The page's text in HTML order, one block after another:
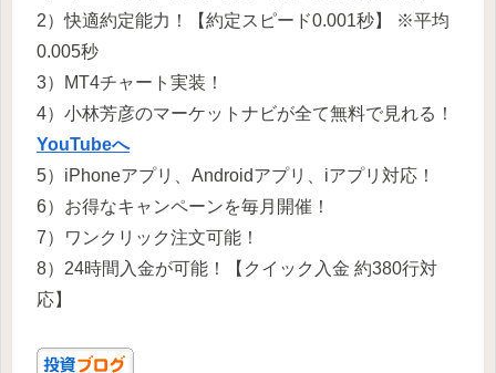
2）快適約定能力！【約定スピード0.001秒】 ※平均
0.005秒
3）MT4チャート実装！
4）小林芳彦のマーケットナビが全て無料で見れる！
YouTubeへ
5）iPhoneアプリ、Androidアプリ、iアプリ対応！
6）お得なキャンペーンを毎月開催！
7）ワンクリック注文可能！
8）24時間入金が可能！【クイック入金 約380行対
応】